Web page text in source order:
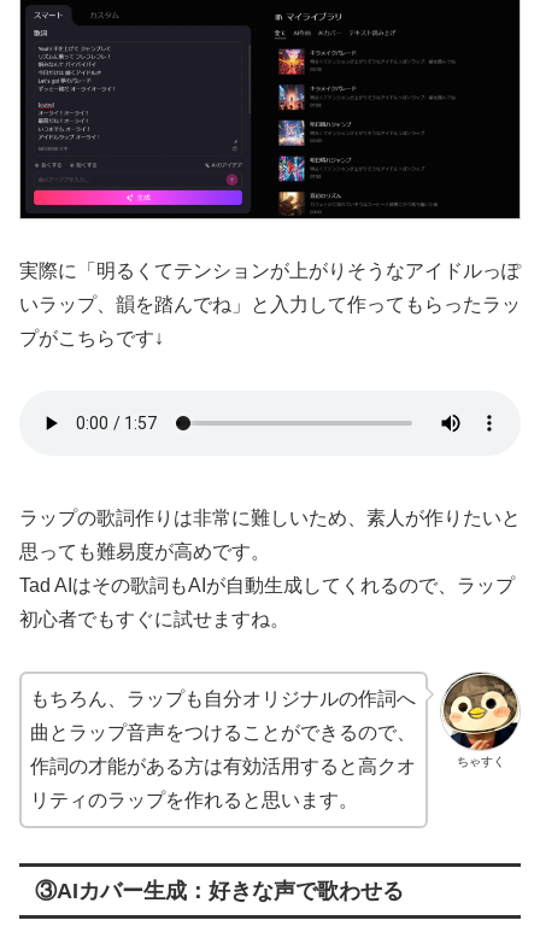
実際に「明るくてテンションが上がりそうなアイドルっぽ
いラップ、韻を踏んでね」と入力して作ってもらったラッ
プがこちらです↓
ラップの歌詞作りは非常に難しいため、素人が作りたいと
思っても難易度が高めです。
Tad AIはその歌詞もAIが自動生成してくれるので、ラップ
初心者でもすぐに試せますね。
ちゃすく
もちろん、ラップも自分オリジナルの作詞へ
曲とラップ音声をつけることができるので、
作詞の才能がある方は有効活用すると高クオ
リティのラップを作れると思います。
③AIカバー生成：好きな声で歌わせる